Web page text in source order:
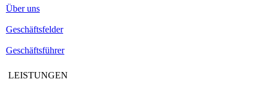
Über uns
Geschäftsfelder
Geschäftsführer
LEISTUNGEN